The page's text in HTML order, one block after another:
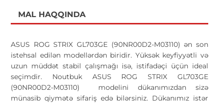
MAL HAQQINDA
ASUS ROG STRIX GL703GE (90NR00D2-M03110) ən son
istehsal edilən modellərdən biridir. Yüksək keyfiyyətli və
uzun müddət stabil çalışmağı isə, istifadəçi üçün ideal
seçimdir. Noutbuk ASUS ROG STRIX GL703GE
(90NR00D2-M03110) modelini dükanımızdan sizə
münasib qiymətə sifariş edə bilərsiniz. Dükanımız istər